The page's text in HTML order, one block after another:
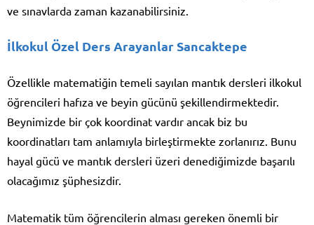
ve sınavlarda zaman kazanabilirsiniz.
İlkokul Özel Ders Arayanlar Sancaktepe
Özellikle matematiğin temeli sayılan mantık dersleri ilkokul
öğrencileri hafıza ve beyin gücünü şekillendirmektedir.
Beynimizde bir çok koordinat vardır ancak biz bu
koordinatları tam anlamıyla birleştirmekte zorlanırız. Bunu
hayal gücü ve mantık dersleri üzeri denediğimizde başarılı
olacağımız şüphesizdir.
Matematik tüm öğrencilerin alması gereken önemli bir